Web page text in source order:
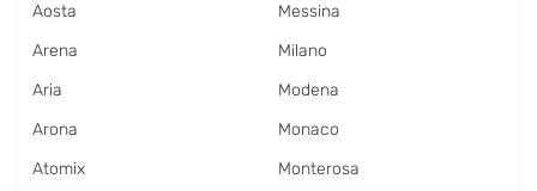
Aosta
Arena
Aria
Arona
Atomix
Messina
Milano
Modena
Monaco
Monterosa